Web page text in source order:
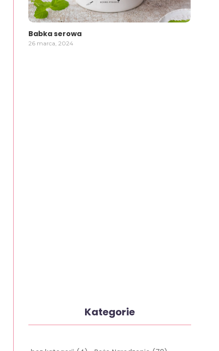
Babka serowa
26 marca, 2024
Kategorie